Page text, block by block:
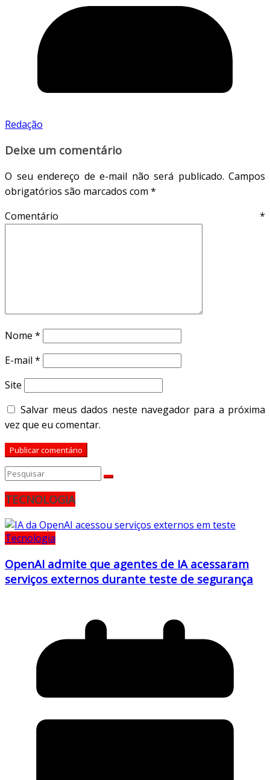
Redação
Deixe um comentário
O seu endereço de e-mail não será publicado. Campos
obrigatórios são marcados com *
Comentário *
Nome *
E-mail *
Site
Salvar meus dados neste navegador para a próxima
vez que eu comentar.
TECNOLOGIA
Tecnologia
OpenAI admite que agentes de IA acessaram
serviços externos durante teste de segurança